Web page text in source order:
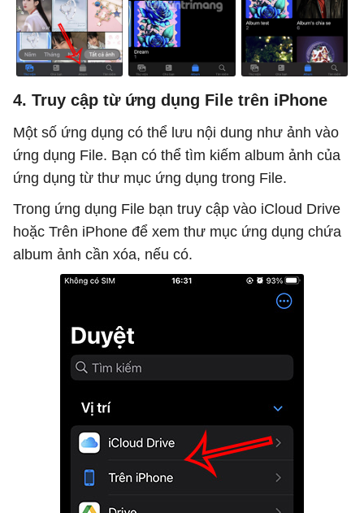
4. Truy cập từ ứng dụng File trên iPhone
Một số ứng dụng có thể lưu nội dung như ảnh vào
ứng dụng File. Bạn có thể tìm kiếm album ảnh của
ứng dụng từ thư mục ứng dụng trong File.
Trong ứng dụng File bạn truy cập vào iCloud Drive
hoặc Trên iPhone để xem thư mục ứng dụng chứa
album ảnh cần xóa, nếu có.